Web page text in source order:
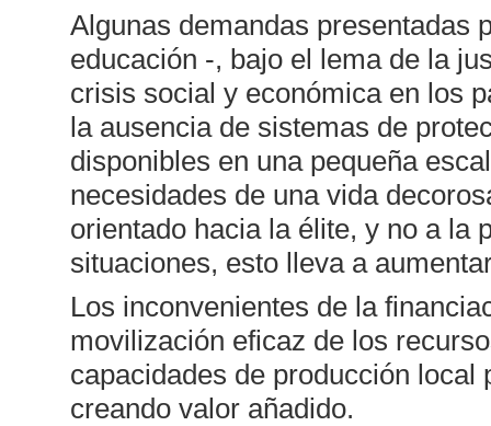
Algunas demandas presentadas
educación -, bajo el lema de la
crisis social y económica en los
la ausencia de sistemas de
disponibles en una pequeña
necesidades de una vida
orientado hacia la élite, y no a la
situaciones, esto lleva a
Los inconvenientes de la
movilización eficaz de los
capacidades de producción
creando valor añadido.